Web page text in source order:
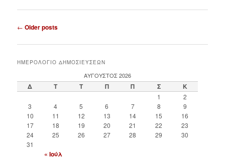
P
s
v
← Older posts
ΗΜΕΡΟΛΟΓΙΟ ΔΗΜΟΣΙΕΥΣΕΩΝ
ΑΎΓΟΥΣΤΟΣ 2026
Δ Τ Τ Π Π Σ Κ
1
2
3
4 5 6 7 8
9
10
11 12 13 14 15
16
17
18 19 20 21 22
23
24
25 26 27 28 29
30
31
« Ιούλ